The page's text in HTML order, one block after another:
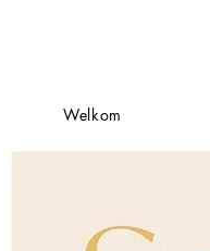
Welkom